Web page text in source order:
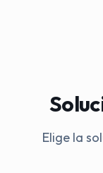
Elige la